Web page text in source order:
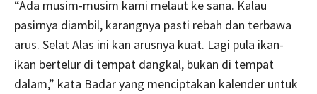
“Ada musim-musim kami melaut ke sana. Kalau
pasirnya diambil, karangnya pasti rebah dan terbawa
arus. Selat Alas ini kan arusnya kuat. Lagi pula ikan-
ikan bertelur di tempat dangkal, bukan di tempat
dalam,” kata Badar yang menciptakan kalender untuk